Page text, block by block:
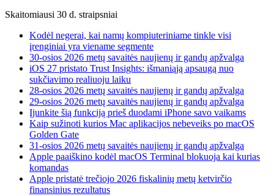
Skaitomiausi 30 d. straipsniai
Kodėl negerai, kai namų kompiuteriniame tinkle visi
įrenginiai yra viename segmente
30-osios 2026 metų savaitės naujienų ir gandų apžvalga
iOS 27 pristato Trust Insights: išmaniąją apsaugą nuo
sukčiavimo realiuoju laiku
28-osios 2026 metų savaitės naujienų ir gandų apžvalga
29-osios 2026 metų savaitės naujienų ir gandų apžvalga
Įjunkite šią funkciją prieš duodami iPhone savo vaikams
Kaip sužinoti kurios Mac aplikacijos nebeveiks po macOS
Golden Gate
31-osios 2026 metų savaitės naujienų ir gandų apžvalga
Apple paaiškino kodėl macOS Terminal blokuoja kai kurias
komandas
Apple pristatė trečiojo 2026 fiskalinių metų ketvirčio
finansinius rezultatus